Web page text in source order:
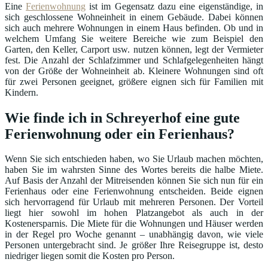
EineFerienwohnung ist im Gegensatz dazu eine eigenständige, in
sich geschlossene Wohneinheit in einem Gebäude. Dabei können
sich auch mehrere Wohnungen in einem Haus befinden. Ob und in
welchem Umfang Sie weitere Bereiche wie zum Beispiel den
Garten, den Keller, Carport usw. nutzen können, legt der Vermieter
fest. Die Anzahl der Schlafzimmer und Schlafgelegenheiten hängt
von der Größe der Wohneinheit ab. Kleinere Wohnungen sind oft
für zwei Personen geeignet, größere eignen sich für Familien mit
Kindern.
Wie finde ich in Schreyerhof eine gute
Ferienwohnung oder ein Ferienhaus?
Wenn Sie sich entschieden haben, wo Sie Urlaub machen möchten,
haben Sie im wahrsten Sinne des Wortes bereits die halbe Miete.
Auf Basis der Anzahl der Mitreisenden können Sie sich nun für ein
Ferienhaus oder eine Ferienwohnung entscheiden. Beide eignen
sich hervorragend für Urlaub mit mehreren Personen. Der Vorteil
liegt hier sowohl im hohen Platzangebot als auch in der
Kostenersparnis. Die Miete für die Wohnungen und Häuser werden
in der Regel pro Woche genannt – unabhängig davon, wie viele
Personen untergebracht sind. Je größer Ihre Reisegruppe ist, desto
niedriger liegen somit die Kosten pro Person.